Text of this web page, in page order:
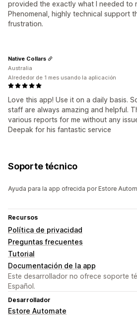
provided the exactly what I needed to
Phenomenal, highly technical support
frustration.
Love this app! Use it on a daily basis.
staff are always amazing and helpful.
various reports for me without any
Deepak for his fantastic service
Native Collars
Australia
Alrededor de 1 mes usando la aplicación
Soporte técnico
Ayuda para la app ofrecida por Estore
Recursos
Política de privacidad
Preguntas frecuentes
Tutorial
Documentación de la app
Este desarrollador no ofrece soporte
Español.
Desarrollador
Estore Automate